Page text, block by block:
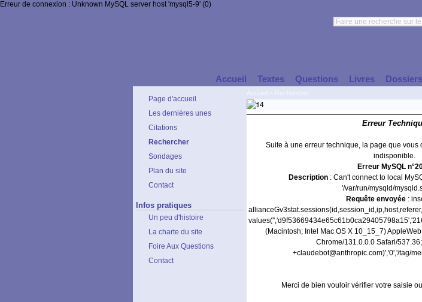
Erreur de connexion : Unknown MySQL server host 'mysql5-9' (0)
Accueil Textes Questions Livres Dossiers
Page d'accueil
Les dernières unes
Citations
Rechercher
Sondages
Plan du site
Contact
Infos pratiques
Un peu d'histoire
La charte du site
Foire Aux Questions
Contact
Erreur
Suite à une erreur technique, la page que vous
indisponible.
Erreur MySQL
Description: Can't connect to local
'/var/run/mysqld/
Requête envoyée:
(Macintosh; Intel Mac OS X 10_15_7)
Chrome/131.0.0.0 Safari/
+claudebot@anthropic.com)','0','/tag/
Merci de bien vouloir vérifier votre saisie